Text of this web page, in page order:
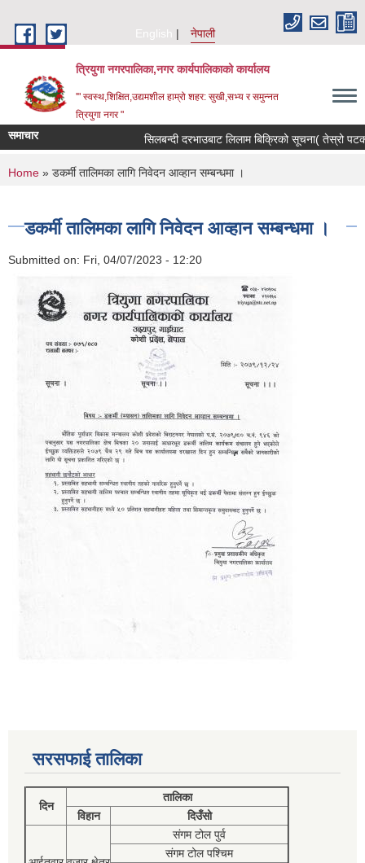
English
नेपाली
त्रियुगा नगरपालिका,नगर कार्यपालिकाको कार्यालय
'" स्वस्थ,शिक्षित,उद्यमशील हाम्रो शहर: सुखी,सभ्य र समुन्नत
त्रियुगा नगर "
समाचार सिलबन्दी दरभाउबाट लिलाम बिक्रिको सूचना( तेस्रो
You are here
Home » डकर्मी तालिमका लागि निवेदन आव्हान सम्बन्धमा ।
डकर्मी तालिमका लागि निवेदन आव्हान सम्बन्धमा ।
Submitted on: Fri, 04/07/2023 - 12:20
सरसफाई तालिका
दिन
तालिका
विहान
दिउँसो
संगम टोल पुर्व
संगम टोल पश्चिम